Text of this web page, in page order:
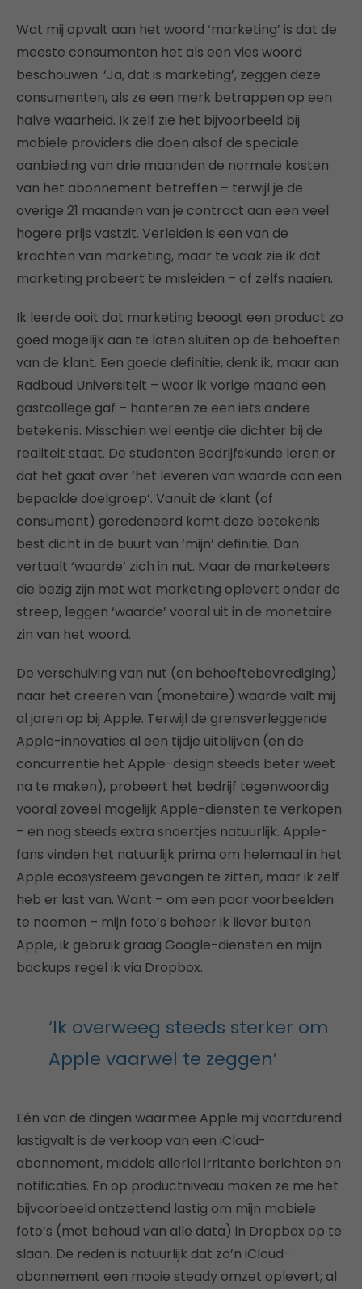
Wat mij opvalt aan het woord ‘marketing’ is dat de
meeste consumenten het als een vies woord
beschouwen. ‘Ja, dat is marketing’, zeggen deze
consumenten, als ze een merk betrappen op een
halve waarheid. Ik zelf zie het bijvoorbeeld bij
mobiele providers die doen alsof de speciale
aanbieding van drie maanden de normale kosten
van het abonnement betreffen – terwijl je de
overige 21 maanden van je contract aan een veel
hogere prijs vastzit. Verleiden is een van de
krachten van marketing, maar te vaak zie ik dat
marketing probeert te misleiden – of zelfs naaien.
Ik leerde ooit dat marketing beoogt een product zo
goed mogelijk aan te laten sluiten op de behoeften
van de klant. Een goede definitie, denk ik, maar aan
Radboud Universiteit – waar ik vorige maand een
gastcollege gaf – hanteren ze een iets andere
betekenis. Misschien wel eentje die dichter bij de
realiteit staat. De studenten Bedrijfskunde leren er
dat het gaat over ‘het leveren van waarde aan een
bepaalde doelgroep’. Vanuit de klant (of
consument) geredeneerd komt deze betekenis
best dicht in de buurt van ‘mijn’ definitie. Dan
vertaalt ‘waarde’ zich in nut. Maar de marketeers
die bezig zijn met wat marketing oplevert onder de
streep, leggen ‘waarde’ vooral uit in de monetaire
zin van het woord.
De verschuiving van nut (en behoeftebevrediging)
naar het creëren van (monetaire) waarde valt mij
al jaren op bij Apple. Terwijl de grensverleggende
Apple-innovaties al een tijdje uitblijven (en de
concurrentie het Apple-design steeds beter weet
na te maken), probeert het bedrijf tegenwoordig
vooral zoveel mogelijk Apple-diensten te verkopen
– en nog steeds extra snoertjes natuurlijk. Apple-
fans vinden het natuurlijk prima om helemaal in het
Apple ecosysteem gevangen te zitten, maar ik zelf
heb er last van. Want – om een paar voorbeelden
te noemen – mijn foto’s beheer ik liever buiten
Apple, ik gebruik graag Google-diensten en mijn
backups regel ik via Dropbox.
‘Ik overweeg steeds sterker om
Apple vaarwel te zeggen’
Eén van de dingen waarmee Apple mij voortdurend
lastigvalt is de verkoop van een iCloud-
abonnement, middels allerlei irritante berichten en
notificaties. En op productniveau maken ze me het
bijvoorbeeld ontzettend lastig om mijn mobiele
foto’s (met behoud van alle data) in Dropbox op te
slaan. De reden is natuurlijk dat zo’n iCloud-
abonnement een mooie steady omzet oplevert; al